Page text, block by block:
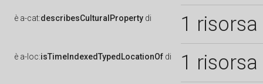
è a-cat:describesCulturalProperty di 1 risorsa
è a-loc:isTimeIndexedTypedLocationOf di 1 risorsa